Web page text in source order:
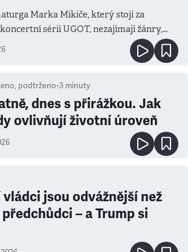
Marka Mikiče, který stojí za
sérií UGOT, nezajímají žánry,
podtrženo•3 minuty
dnes s přirážkou. Jak
ovlivňují životní úroveň
jsou odvážnější než
– a Trump si